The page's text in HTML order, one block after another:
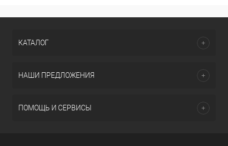
КАТАЛОГ
НАШИ ПРЕДЛОЖЕНИЯ
ПОМОЩЬ И СЕРВИСЫ